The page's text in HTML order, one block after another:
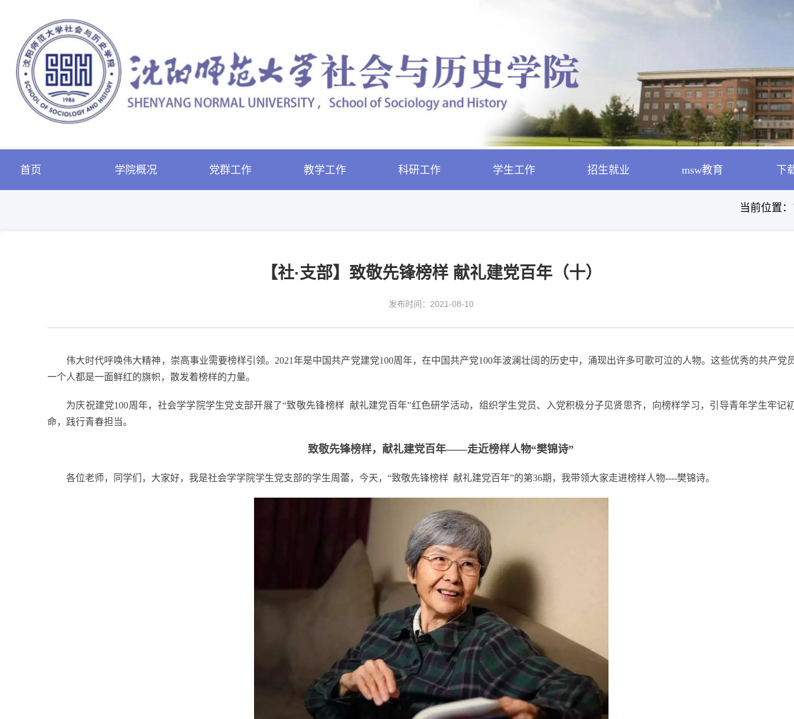
首页 学院概况 党群工作 教学工作 科研工作 学生工作 招生就业 msw教育 下
当前位置：
【社·支部】致敬先锋榜样 献礼建党百年（十）
发布时间：2021-08-10
伟大时代呼唤伟大精神，崇高事业需要榜样引领。 2021年是中国共产党建党100周年，在中国共产党100年波澜壮阔的历史中，涌现出许多可歌可泣的人物。这些优秀的共产党
一个人都是一面鲜红的旗帜，散发着榜样的力量。
为庆祝建党100周年，社会学学院学生党支部开展了“致敬先锋榜样 献礼建党百年”红色研学活动，组织学生党员、入党积极分子见贤思齐，向榜样学习，引导青年学生牢记
命，践行青春担当。
致敬先锋榜样，献礼建党百年——走近榜样人物“樊锦诗”
各位老师，同学们，大家好，我是社会学学院学生党支部的学生周蕾，今天，“致敬先锋榜样 献礼建党百年”的第36期，我带领大家走进榜样人物----樊锦诗。